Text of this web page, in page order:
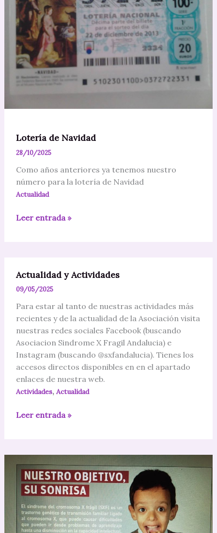
Lotería de Navidad
28/10/2025
Como años anteriores ya tenemos nuestro
número para la lotería de Navidad
Actualidad
Lotería
Leer entrada »
Actualidad y Actividades
09/05/2025
Para estar al tanto de nuestras actividades más
recientes y de la actualidad de la Asociación visita
nuestras redes sociales Facebook (buscando
Asociacion Sindrome X Fragil Andalucia) e
Instagram (buscando @‌sxfandalucia). Tienes los
accesos directos disponibles en en el apartado
enlaces de nuestra web.
Actividades, Actualidad
Actualidad
Leer entrada »